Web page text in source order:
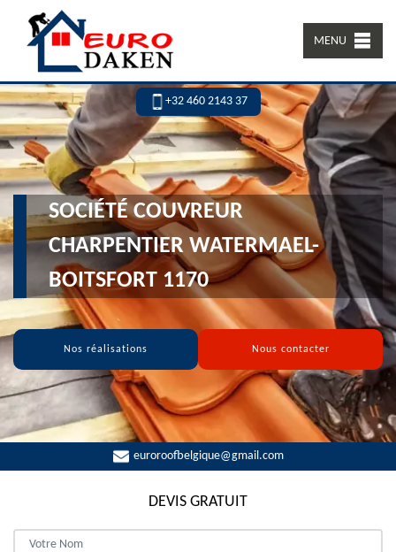
MENU
+32 460 2143 37
SOCIÉTÉ COUVREUR
CHARPENTIER WATERMAEL-
BOITSFORT 1170
Nos réalisations Nous contacter
euroroofbelgique@gmail.com
DEVIS GRATUIT